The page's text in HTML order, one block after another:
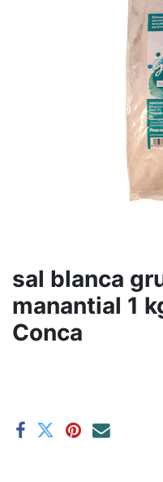
sal blanca
manantial 1
Conca